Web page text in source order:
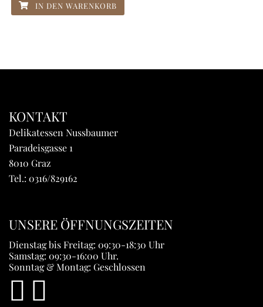
IN DEN WARENKORB
KONTAKT
Delikatessen Nussbaumer
Paradeisgasse 1
8010 Graz
Tel.: 0316/829162
UNSERE ÖFFNUNGSZEITEN
Dienstag bis Freitag: 09:30-18:30 Uhr
Samstag: 09:30-16:00 Uhr.
Sonntag & Montag: Geschlossen